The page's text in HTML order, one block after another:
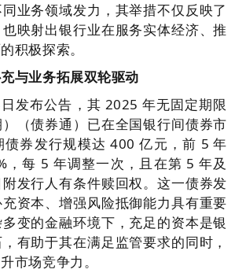
业务领域发力，其举措不仅反映了
映射出银行业在服务实体经济、推
积极探索。
与业务拓展双轮驱动
发布公告，其 2025 年无固定期限
（债券通）已在全国银行间债券市
债券发行规模达 400 亿元，前 5 年
，每 5 年调整一次，且在第 5 年及
发行人有条件赎回权。这一债券发
资本、增强风险抵御能力具有重要
变的金融环境下，充足的资本是银
有助于其在满足监管要求的同时，
市场竞争力。